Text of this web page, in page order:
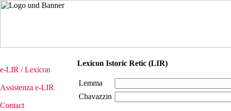
e-LIR / Lexicon
Assistenza e-LIR
Contact
Lexicon Istoric Retic (LIR)
Lemma
Chavazzin